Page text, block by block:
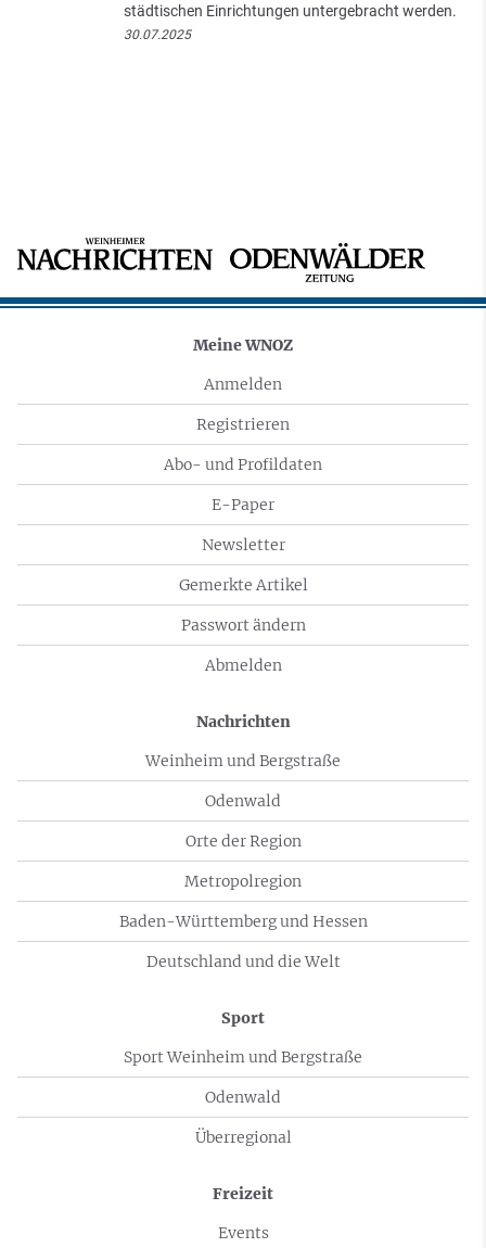
städtischen Einrichtungen untergebracht werden.
30.07.2025
Meine WNOZ
Anmelden
Registrieren
Abo- und Profildaten
E-Paper
Newsletter
Gemerkte Artikel
Passwort ändern
Abmelden
Nachrichten
Weinheim und Bergstraße
Odenwald
Orte der Region
Metropolregion
Baden-Württemberg und Hessen
Deutschland und die Welt
Sport
Sport Weinheim und Bergstraße
Odenwald
Überregional
Freizeit
Events